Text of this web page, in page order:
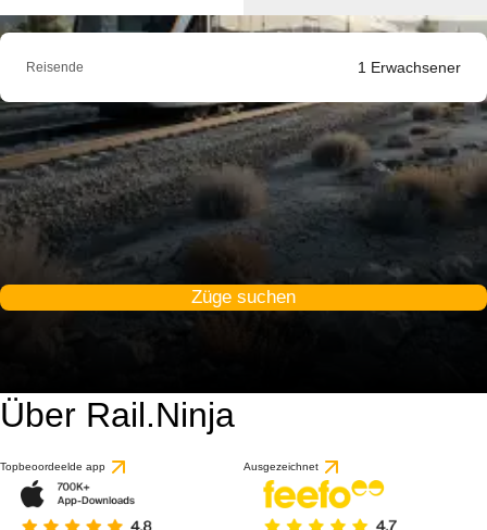
Reisende 1 Erwachsener
Züge suchen
Über Rail.Ninja
Topbeoordeelde app Ausgezeichnet